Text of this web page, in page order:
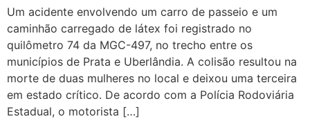
Um acidente envolvendo um carro de passeio e um
caminhão carregado de látex foi registrado no
quilômetro 74 da MGC-497, no trecho entre os
municípios de Prata e Uberlândia. A colisão resultou na
morte de duas mulheres no local e deixou uma terceira
em estado crítico. De acordo com a Polícia Rodoviária
Estadual, o motorista […]